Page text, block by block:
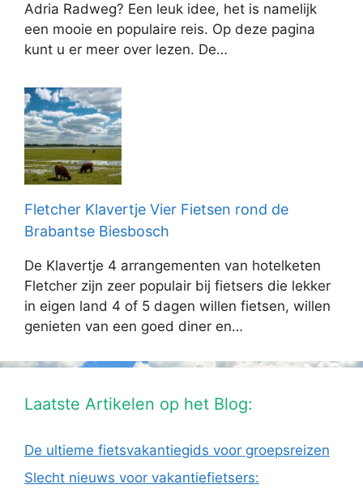
Adria Radweg? Een leuk idee, het is namelijk
een mooie en populaire reis. Op deze pagina
kunt u er meer over lezen. De…
Fletcher Klavertje Vier Fietsen rond de
Brabantse Biesbosch
De Klavertje 4 arrangementen van hotelketen
Fletcher zijn zeer populair bij fietsers die lekker
in eigen land 4 of 5 dagen willen fietsen, willen
genieten van een goed diner en…
Laatste Artikelen op het Blog:
De ultieme fietsvakantiegids voor groepsreizen
Slecht nieuws voor vakantiefietsers: